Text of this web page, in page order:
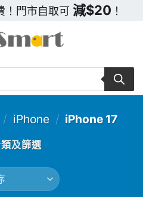
！門市自取可 減$20 ！
/ iPhone / iPhone 17
及篩選